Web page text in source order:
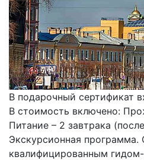
В подарочный сертификат
В стоимость включено:
Питание – 2 завтрака
Экскурсионная
квалифицированным